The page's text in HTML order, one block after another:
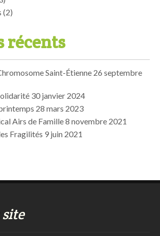
(2)
récents
Saint-Étienne 26 septembre
30 janvier 2024
28 mars 2023
Airs de Famille8 novembre 2021
Fragilités 9 juin 2021